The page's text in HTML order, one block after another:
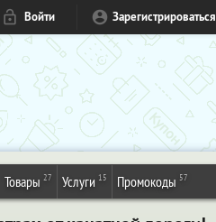
Войти Зарегистрироваться
Товары 27 Услуги 15 Промокоды 57